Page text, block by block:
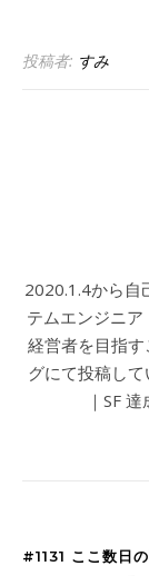
投稿者: すみ
2020.1.4から自
テムエンジニ
経営者を目指
グにて投稿し
｜SF
#1131 ここ数日